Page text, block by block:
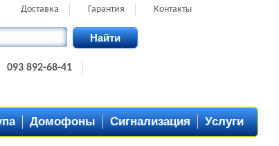
Доставка Гарантия Контакты
Найти
093 892-68-41
Домофоны Сигнализация Услуги